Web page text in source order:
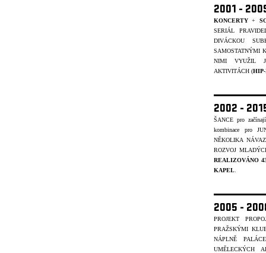
2001 -
KONCERTY +
SERIÁL
DIVÁCKOU
SAMOSTATNÝMI
NIMI VYUŽIL
AKTIVITÁCH (HIP-
2002 -
ŠANCE pro
kombinace pro
NĚKOLIKA
ROZVOJ
REALIZOVÁNO
KAPEL
2005 -
PROJEKT
PRAŽSKÝMI
NÁPLNĚ
UMĚLECKÝCH